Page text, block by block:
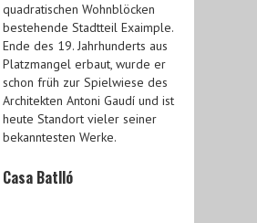
quadratischen Wohnblöcken
bestehende Stadtteil Exaimple.
Ende des 19. Jahrhunderts aus
Platzmangel erbaut, wurde er
schon früh zur Spielwiese des
Architekten Antoni Gaudí und ist
heute Standort vieler seiner
bekanntesten Werke.
Casa Batlló